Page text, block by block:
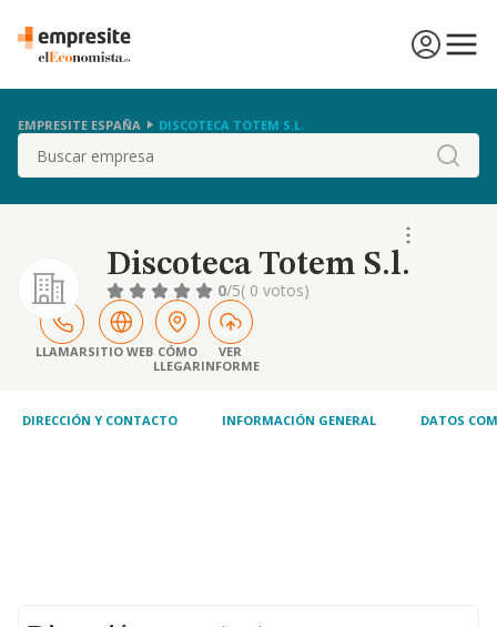
EMPRESITE ESPAÑA DISCOTECA TOTEM S.L.
Buscar
Discoteca Totem S.l.
0/5( 0 votos)
LLAMARSITIO WEB CÓMO
LLEGAR
VER
INFORME
DIRECCIÓN Y CONTACTO INFORMACIÓN GENERAL DATOS